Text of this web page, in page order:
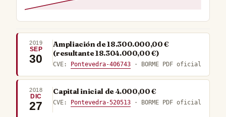
2019
SEP
30
Ampliación de 18.300.000,00 €
(resultante 18.304.000,00 €)
CVE: Pontevedra-406743 · BORME PDF oficial
2018
DIC
27
Capital inicial de 4.000,00 €
CVE: Pontevedra-520513 · BORME PDF oficial